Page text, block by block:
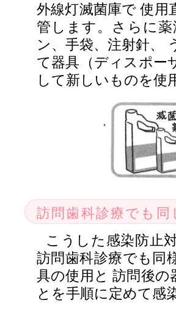
外線灯滅菌庫で 使用
管します。さらに
ン、手袋、注射針、
て器具（ディスポー
して新しいものを使
訪問歯科診療でも同
こうした感染防止
訪問歯科診療でも同
具の使用と 訪問後の
とを手順に定めて感